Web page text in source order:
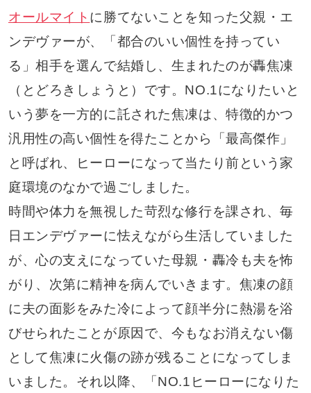
オールマイト に勝てないことを知った父親・エ
ンデヴァーが、「都合のいい個性を持ってい
る」相手を選んで結婚し、生まれたのが轟焦凍
（とどろきしょうと）です。NO.1になりたいと
いう夢を一方的に託された焦凍は、特徴的かつ
汎用性の高い個性を得たことから「最高傑作」
と呼ばれ、ヒーローになって当たり前という家
庭環境のなかで過ごしました。
時間や体力を無視した苛烈な修行を課され、毎
日エンデヴァーに怯えながら生活していました
が、心の支えになっていた母親・轟冷も夫を怖
がり、次第に精神を病んでいきます。焦凍の顔
に夫の面影をみた冷によって顔半分に熱湯を浴
びせられたことが原因で、今もなお消えない傷
として焦凍に火傷の跡が残ることになってしま
いました。それ以降、「NO.1ヒーローになりた